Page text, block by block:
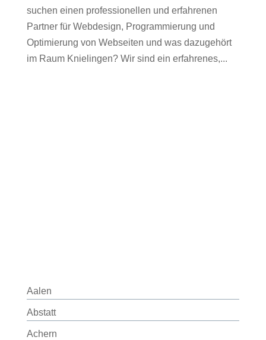
suchen einen professionellen und erfahrenen
Partner für Webdesign, Programmierung und
Optimierung von Webseiten und was dazugehört
im Raum Knielingen? Wir sind ein erfahrenes,...
Aalen
Abstatt
Achern